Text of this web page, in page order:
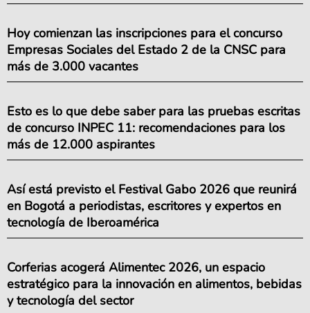
Hoy comienzan las inscripciones para el concurso
Empresas Sociales del Estado 2 de la CNSC para
más de 3.000 vacantes
Esto es lo que debe saber para las pruebas escritas
de concurso INPEC 11: recomendaciones para los
más de 12.000 aspirantes
Así está previsto el Festival Gabo 2026 que reunirá
en Bogotá a periodistas, escritores y expertos en
tecnología de Iberoamérica
Corferias acogerá Alimentec 2026, un espacio
estratégico para la innovación en alimentos, bebidas
y tecnología del sector